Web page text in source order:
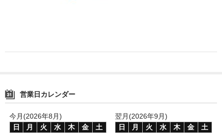
スタジオ用品
お問い合わせ
特商法にもとづく表記
営業日カレンダー
今月(2026年8月)
日
月 火 水 木 金
土
翌月(2026年9月)
日
月 火 水 木 金
土